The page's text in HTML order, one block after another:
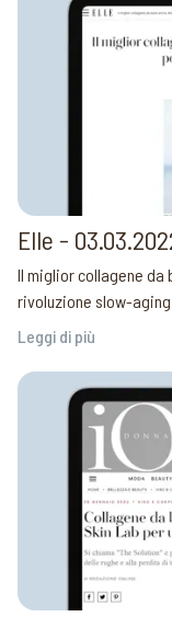
Elle -
Il miglior collagene da
rivoluzione slow-aging
Leggi di più